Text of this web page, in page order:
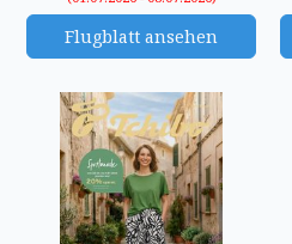
Flugblatt ansehen